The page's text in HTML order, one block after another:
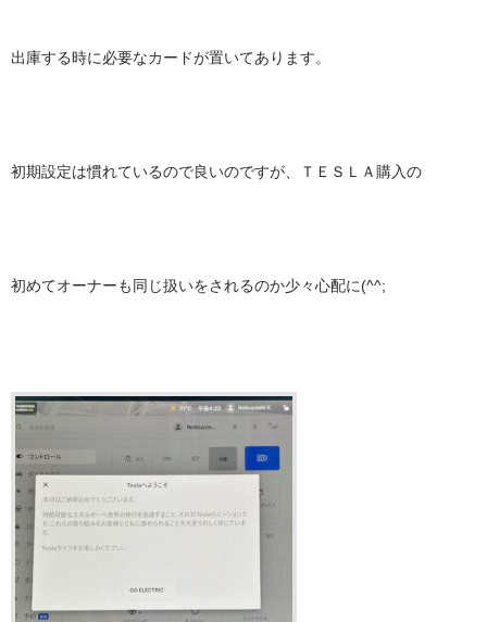
出庫する時に必要なカードが置いてあります。
初期設定は慣れているので良いのですが、ＴＥＳＬＡ購入の
初めてオーナーも同じ扱いをされるのか少々心配に(^^;